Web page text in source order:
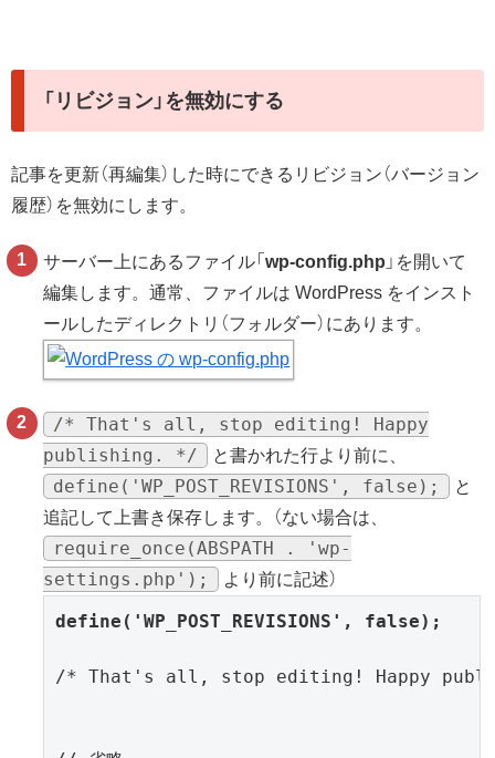
「リビジョン」を無効にする
記事を更新（再編集）した時にできるリビジョン（バージョン
履歴）を無効にします。
サーバー上にあるファイル「wp-config.php 」を開いて
編集します。通常、ファイルは WordPress をインスト
ールしたディレクトリ（フォルダー）にあります。
/* That's all, stop editing! Happy
publishing. */
と書かれた行より前に、
define('WP_POST_REVISIONS', false);
と
追記して上書き保存します。（ない場合は、
require_once(ABSPATH . 'wp-
settings.php');
より前に記述）
define('WP_POST_REVISIONS', false);
/* That's all, stop editing! Happy